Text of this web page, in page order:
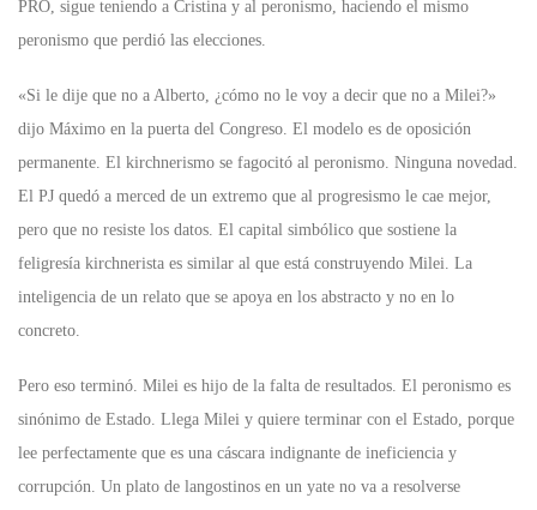
PRO, sigue teniendo a Cristina y al peronismo, haciendo el mismo
peronismo que perdió las elecciones.
«Si le dije que no a Alberto, ¿cómo no le voy a decir que no a Milei?»
dijo Máximo en la puerta del Congreso. El modelo es de oposición
permanente. El kirchnerismo se fagocitó al peronismo. Ninguna novedad.
El PJ quedó a merced de un extremo que al progresismo le cae mejor,
pero que no resiste los datos. El capital simbólico que sostiene la
feligresía kirchnerista es similar al que está construyendo Milei. La
inteligencia de un relato que se apoya en los abstracto y no en lo
concreto.
Pero eso terminó. Milei es hijo de la falta de resultados. El peronismo es
sinónimo de Estado. Llega Milei y quiere terminar con el Estado, porque
lee perfectamente que es una cáscara indignante de ineficiencia y
corrupción. Un plato de langostinos en un yate no va a resolverse